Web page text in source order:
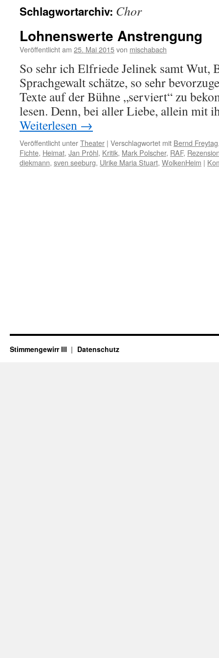
Schlagwortarchiv: Chor
Lohnenswerte Anstrengung
Veröffentlicht am 25. Mai 2015von mischabach
So sehr ich Elfriede Jelinek samt Wut,
Sprachgewalt schätze, so sehr
Texte auf der Bühne „serviert“ zu
lesen. Denn, bei aller Liebe, allein mit
Weiterlesen →
Veröffentlicht unterTheater | Verschlagwortet mit Bernd Freytag
Fichte, Heimat, Jan Pröhl, Kritik, Mark Polscher, RAF,
diekmann, sven seeburg, Ulrike Maria Stuart, WolkenHeim |
Stimmengewirr III Datenschutz